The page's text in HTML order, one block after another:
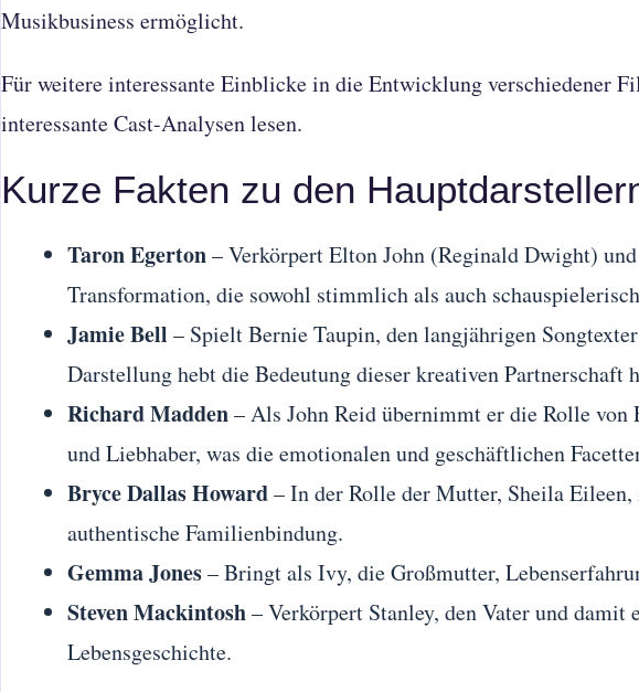
Musikbusiness ermöglicht.
Für weitere interessante Einblicke in die Entwicklung verschiedener
interessante Cast-Analysenlesen.
Kurze Fakten zu den
Taron Egerton– Verkörpert Elton John (Reginald Dwight)
Transformation, die sowohl stimmlich als auch
Jamie Bell – Spielt Bernie Taupin, den langjährigen
Darstellung hebt die Bedeutung dieser kreativen Partnerschaft
Richard Madden– Als John Reid übernimmt er die Rolle von
und Liebhaber, was die emotionalen und geschäftlichen
Bryce Dallas Howard– In der Rolle der Mutter, Sheila
authentische Familienbindung.
Gemma Jones– Bringt als Ivy, die Großmutter,
Steven Mackintosh– Verkörpert Stanley, den Vater und
Lebensgeschichte.